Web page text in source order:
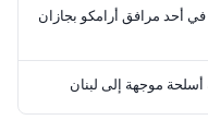
أحد مرافق أرامكو بجازان
موجهة إلى لبنان